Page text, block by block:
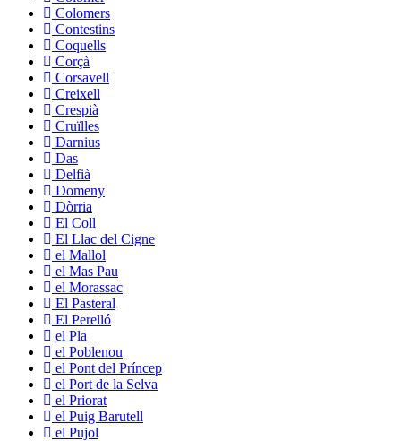
Colomers
Contestins
Coquells
Corçà
Corsavell
Creixell
Crespià
Cruïlles
Darnius
Das
Delfià
Domeny
Dòrria
El Coll
El Llac del Cigne
el Mallol
el Mas Pau
el Morassac
El Pasteral
El Perelló
el Pla
el Poblenou
el Pont del Príncep
el Port de la Selva
el Priorat
el Puig Barutell
el Pujol